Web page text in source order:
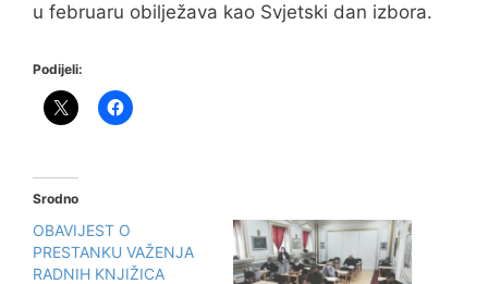
u februaru obilježava kao Svjetski dan izbora.
Podijeli:
Srodno
OBAVIJEST O
PRESTANKU VAŽENJA
RADNIH KNJIŽICA